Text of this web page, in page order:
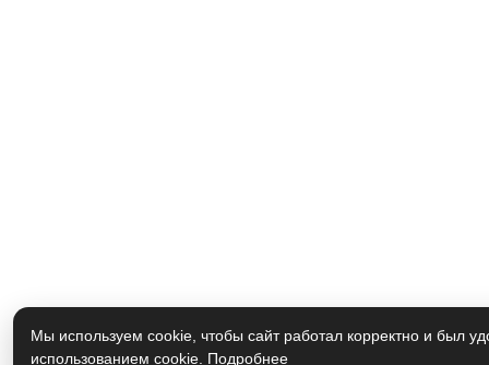
Мы используем cookie, чтобы сайт работал корректно и был
использованием cookie. Подробнее